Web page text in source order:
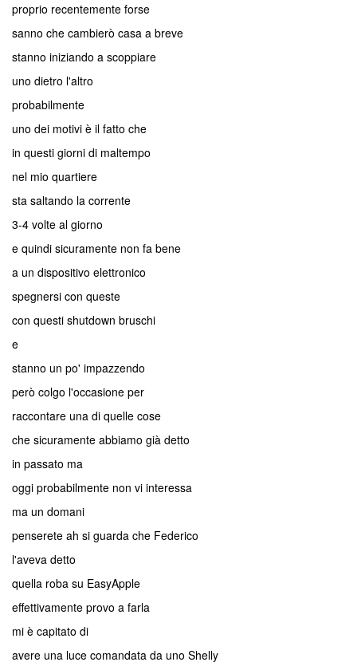
proprio recentemente forse
sanno che cambierò casa a breve
stanno iniziando a scoppiare
uno dietro l'altro
probabilmente
uno dei motivi è il fatto che
in questi giorni di maltempo
nel mio quartiere
sta saltando la corrente
3-4 volte al giorno
e quindi sicuramente non fa bene
a un dispositivo elettronico
spegnersi con queste
con questi shutdown bruschi
e
stanno un po' impazzendo
però colgo l'occasione per
raccontare una di quelle cose
che sicuramente abbiamo già detto
in passato ma
oggi probabilmente non vi interessa
ma un domani
penserete ah si guarda che Federico
l'aveva detto
quella roba su EasyApple
effettivamente provo a farla
mi è capitato di
avere una luce comandata da uno Shelly